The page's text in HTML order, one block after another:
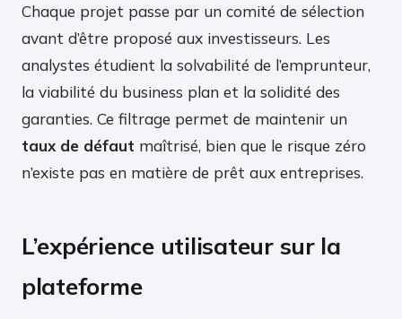
Chaque projet passe par un comité de sélection
avant d’être proposé aux investisseurs. Les
analystes étudient la solvabilité de l’emprunteur,
la viabilité du business plan et la solidité des
garanties. Ce filtrage permet de maintenir un
taux de défaut maîtrisé, bien que le risque zéro
n’existe pas en matière de prêt aux entreprises.
L’expérience utilisateur sur la
plateforme